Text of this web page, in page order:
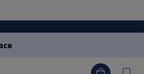
University Press